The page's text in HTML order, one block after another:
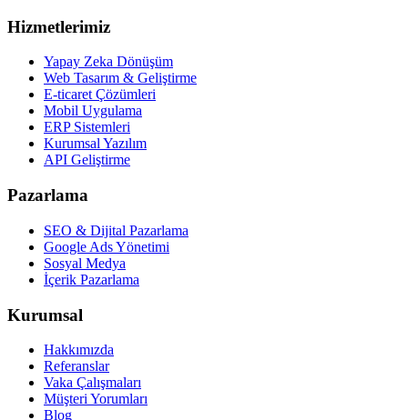
Hizmetlerimiz
Yapay Zeka Dönüşüm
Web Tasarım & Geliştirme
E-ticaret Çözümleri
Mobil Uygulama
ERP Sistemleri
Kurumsal Yazılım
API Geliştirme
Pazarlama
SEO & Dijital Pazarlama
Google Ads Yönetimi
Sosyal Medya
İçerik Pazarlama
Kurumsal
Hakkımızda
Referanslar
Vaka Çalışmaları
Müşteri Yorumları
Blog